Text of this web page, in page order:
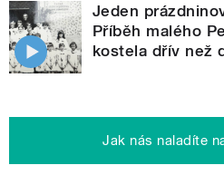
Jeden
Příběh malého
kostela dřív než
Jak nás naladíte